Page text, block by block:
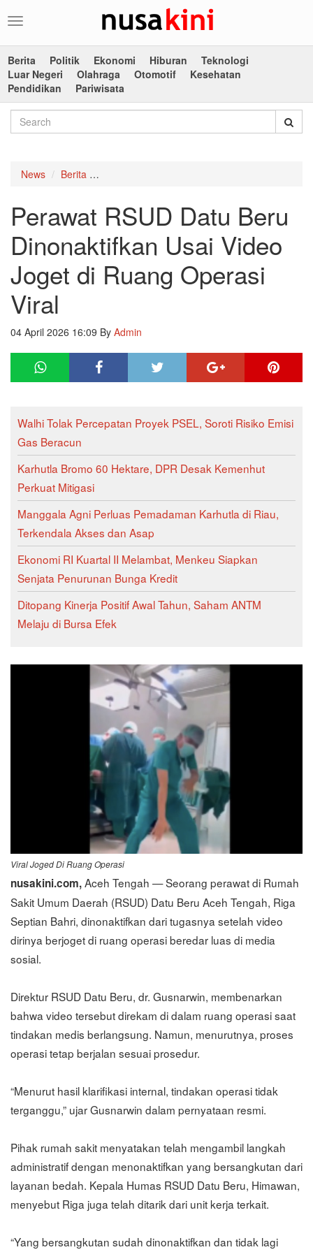
Toggle
Berita
Politik Ekonomi Hiburan
Teknologi
Luar Negeri
Olahraga Otomotif
Kesehatan
Pendidikan
Pariwisata
News Berita
Perawat RSUD Datu Beru
Dinonaktifkan Usai Video
Joget di Ruang Operasi
Viral
04 April 2026 16:09 By Admin
Walhi Tolak Percepatan Proyek PSEL, Soroti Risiko Emisi
Gas Beracun
Karhutla Bromo 60 Hektare, DPR Desak Kemenhut
Perkuat Mitigasi
Manggala Agni Perluas Pemadaman Karhutla di Riau,
Terkendala Akses dan Asap
Ekonomi RI Kuartal II Melambat, Menkeu Siapkan
Senjata Penurunan Bunga Kredit
Ditopang Kinerja Positif Awal Tahun, Saham ANTM
Melaju di Bursa Efek
Viral Joged Di Ruang Operasi
nusakini.com,Aceh Tengah — Seorang perawat di Rumah
Sakit Umum Daerah (RSUD) Datu Beru Aceh Tengah, Riga
Septian Bahri, dinonaktifkan dari tugasnya setelah video
dirinya berjoget di ruang operasi beredar luas di media
sosial.
Direktur RSUD Datu Beru, dr. Gusnarwin, membenarkan
bahwa video tersebut direkam di dalam ruang operasi saat
tindakan medis berlangsung. Namun, menurutnya, proses
operasi tetap berjalan sesuai prosedur.
“Menurut hasil klarifikasi internal, tindakan operasi tidak
terganggu,” ujar Gusnarwin dalam pernyataan resmi.
Pihak rumah sakit menyatakan telah mengambil langkah
administratif dengan menonaktifkan yang bersangkutan dari
layanan bedah. Kepala Humas RSUD Datu Beru, Himawan,
menyebut Riga juga telah ditarik dari unit kerja terkait.
“Yang bersangkutan sudah dinonaktifkan dan tidak lagi